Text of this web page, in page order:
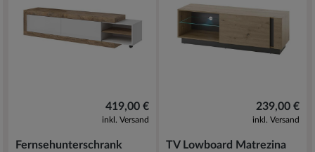
419,00 €
inkl. Versand
Fernsehunterschrank
239,00 €
inkl. Versand
TV Lowboard Matrezina